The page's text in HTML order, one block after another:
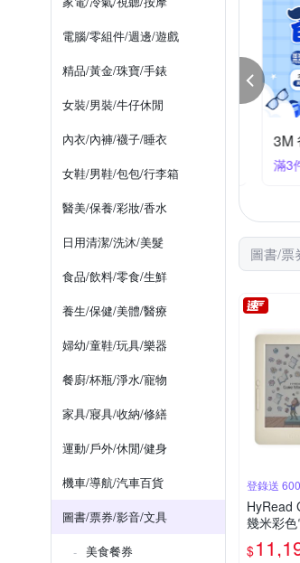
電腦/零組件/週邊/遊戲
精品/黃金/珠寶/手錶
女裝/男裝/牛仔休閒
內衣/內褲/襪子/睡衣
女鞋/男鞋/包包/行李箱
醫美/保養/彩妝/香水
日用清潔/洗沐/美髮
食品/飲料/零食/生鮮
養生/保健/美體/醫療
婦幼/童鞋/玩具/樂器
餐廚/杯瓶/淨水/寵物
家具/寢具/收納/修繕
運動/戶外/休閒/健身
機車/導航/汽車百貨
圖書/票券/影音/文具
美食餐券
閱讀器 最高現省1000 3M
滿3
圖書/票
登錄送
HyRead
幾米彩
$